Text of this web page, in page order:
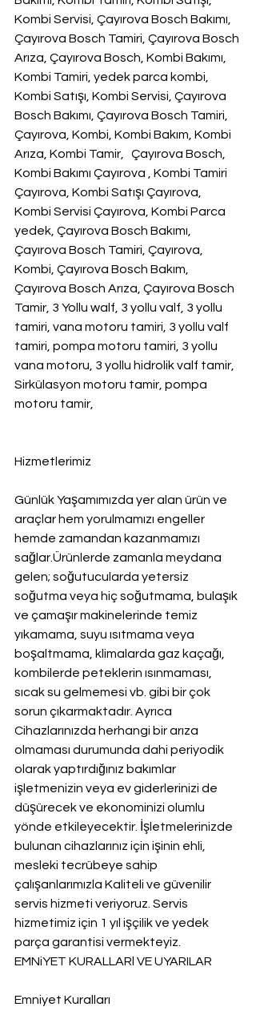
Kombi Servisi, Çayırova Bosch Bakımı,
Çayırova Bosch Tamiri, Çayırova Bosch
Arıza, Çayırova Bosch, Kombi Bakımı,
Kombi Tamiri, yedek parca kombi,
Kombi Satışı, Kombi Servisi, Çayırova
Bosch Bakımı, Çayırova Bosch Tamiri,
Çayırova, Kombi, Kombi Bakım, Kombi
Arıza, Kombi Tamir,   Çayırova Bosch,
Kombi Bakımı Çayırova , Kombi Tamiri
Çayırova, Kombi Satışı Çayırova,
Kombi Servisi Çayırova, Kombi Parca
yedek, Çayırova Bosch Bakımı,
Çayırova Bosch Tamiri, Çayırova,
Kombi, Çayırova Bosch Bakım,
Çayırova Bosch Arıza, Çayırova Bosch
Tamir, 3 Yollu walf, 3 yollu valf, 3 yollu
tamiri, vana motoru tamiri, 3 yollu valf
tamiri, pompa motoru tamiri, 3 yollu
vana motoru, 3 yollu hidrolik valf tamir,
Sirkülasyon motoru tamir, pompa
motoru tamir,
Hizmetlerimiz
Günlük Yaşamımızda yer alan ürün ve
araçlar hem yorulmamızı engeller
hemde zamandan kazanmamızı
sağlar.Ürünlerde zamanla meydana
gelen; soğutucularda yetersiz
soğutma veya hiç soğutmama, bulaşık
ve çamaşır makinelerinde temiz
yıkamama, suyu ısıtmama veya
boşaltmama, klimalarda gaz kaçağı,
kombilerde peteklerin ısınmaması,
sıcak su gelmemesi vb. gibi bir çok
sorun çıkarmaktadır. Ayrıca
Cihazlarınızda herhangi bir arıza
olmaması durumunda dahi periyodik
olarak yaptırdığınız bakımlar
işletmenizin veya ev giderlerinizi de
düşürecek ve ekonominizi olumlu
yönde etkileyecektir. İşletmelerinizde
bulunan cihazlarınız için işinin ehli,
mesleki tecrübeye sahip
çalışanlarımızla Kaliteli ve güvenilir
servis hizmeti veriyoruz. Servis
hizmetimiz için 1 yıl işçilik ve yedek
parça garantisi vermekteyiz.
EMNiYET KURALLARl VE UYARILAR
Emniyet Kuralları